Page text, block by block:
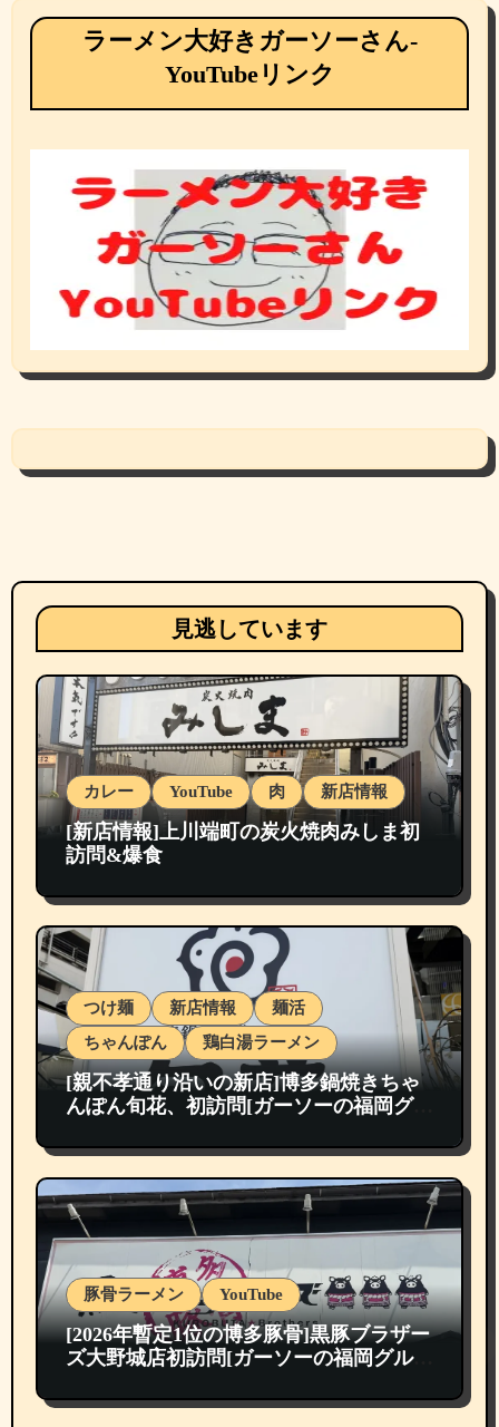
ラーメン大好きガーソーさん-
YouTubeリンク
見逃しています
カレー YouTube 肉 新店情報
[新店情報]上川端町の炭火焼肉みしま初
訪問&爆食
つけ麺 新店情報
麺活
ちゃんぽん
鶏白湯ラーメン
[親不孝通り沿いの新店]博多鍋焼きちゃ
んぽん旬花、初訪問[ガーソーの福岡グル
豚骨ラーメン YouTube
[2026年暫定1位の博多豚骨]黒豚ブラザー
ズ大野城店初訪問[ガーソーの福岡グルメ